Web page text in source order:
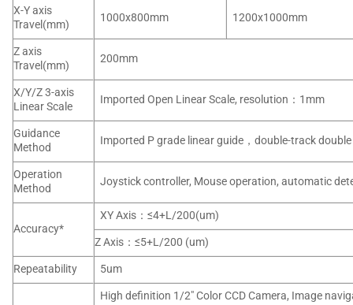
X-Y axis
Travel(mm)
1000x800mm 1200x1000mm
Z axis
Travel(mm)
200mm
X/Y/Z 3-axis
Linear Scale
Imported Open Linear Scale, resolution：1mm
Guidance
Method
Imported P grade linear guide，double-track
Operation
Method
Joystick controller, Mouse operation, automatic
Accuracy*
XY Axis：≤4+L/200(um)
Z Axis：≤5+L/200 (um)
Repeatability
5um
High definition 1/2″ Color CCD Camera, Image